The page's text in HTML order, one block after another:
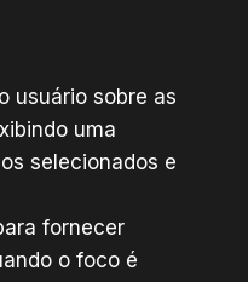
usuário sobre as
uma
selecionados e
fornecer
o foco é